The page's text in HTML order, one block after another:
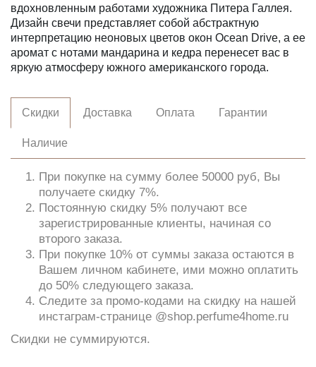
вдохновленным работами художника Питера Галлея.
Дизайн свечи представляет собой абстрактную
интерпретацию неоновых цветов окон Ocean Drive, а ее
аромат с нотами мандарина и кедра перенесет вас в
яркую атмосферу южного американского города.
Скидки Доставка Оплата Гарантии
Наличие
При покупке на сумму более 50000 руб, Вы
получаете скидку 7%.
Постоянную скидку 5% получают все
зарегистрированные клиенты, начиная со
второго заказа.
При покупке 10% от суммы заказа остаются в
Вашем личном кабинете, ими можно оплатить
до 50% следующего заказа.
Следите за промо-кодами на скидку на нашей
инстаграм-странице @shop.perfume4home.ru
Скидки не суммируются.